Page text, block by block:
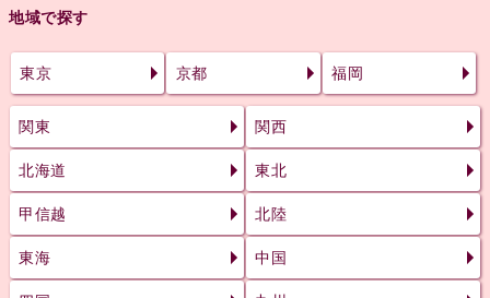
地域で探す
東京 京都 福岡
関東 関西
北海道 東北
甲信越 北陸
東海 中国